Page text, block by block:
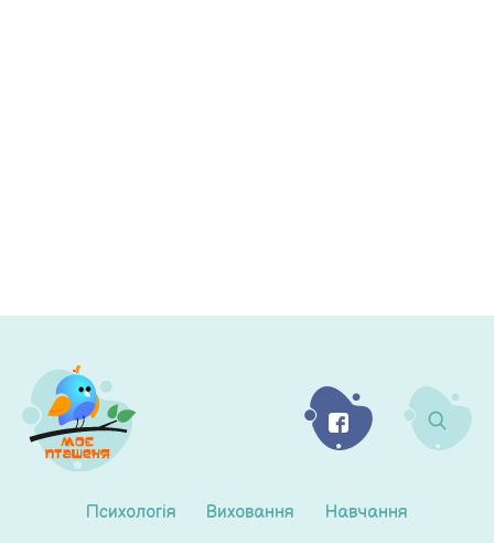
Психологія Виховання Навчання